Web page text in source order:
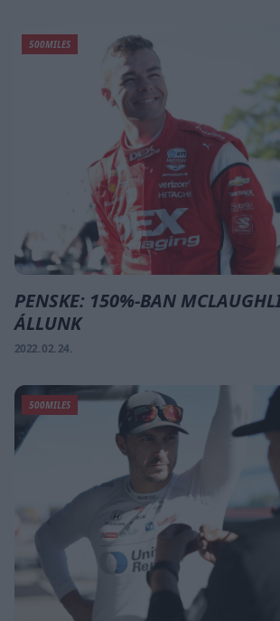
500MILES
PENSKE: 150%-BAN
ÁLLUNK
2022. 02. 24.
500MILES